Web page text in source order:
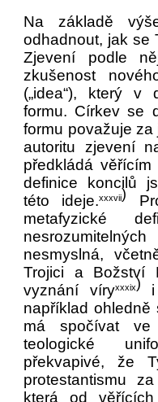
Na základě
odhadnout, jak se
Zjevení podle
zkušenost
(„idea“), který v
formu. Církev se
formu považuje
autoritu zjevení
předkládá věřícím
definice koncilů
této ideje.xxxvii)
metafyzické
nesmyslná,
Trojici a Božství
vyznání víryxxxix) i
například ohledně
má spočívat ve
teologické
překvapivé, že
protestantismu
která od